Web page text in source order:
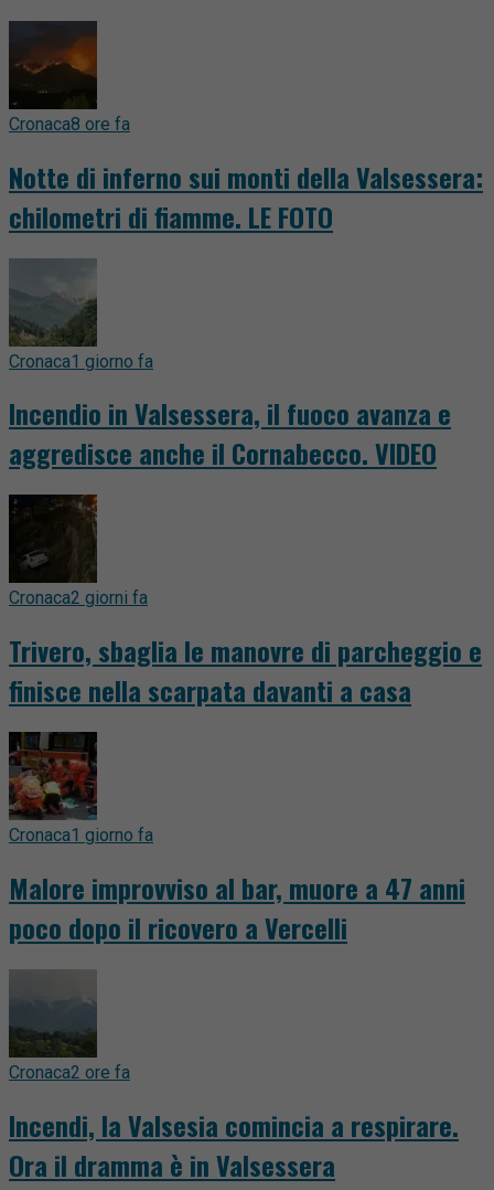
Cronaca8 ore fa
Notte di inferno sui monti della Valsessera:
chilometri di fiamme. LE FOTO
Cronaca1 giorno fa
Incendio in Valsessera, il fuoco avanza e
aggredisce anche il Cornabecco. VIDEO
Cronaca2 giorni fa
Trivero, sbaglia le manovre di parcheggio e
finisce nella scarpata davanti a casa
Cronaca1 giorno fa
Malore improvviso al bar, muore a 47 anni
poco dopo il ricovero a Vercelli
Cronaca2 ore fa
Incendi, la Valsesia comincia a respirare.
Ora il dramma è in Valsessera